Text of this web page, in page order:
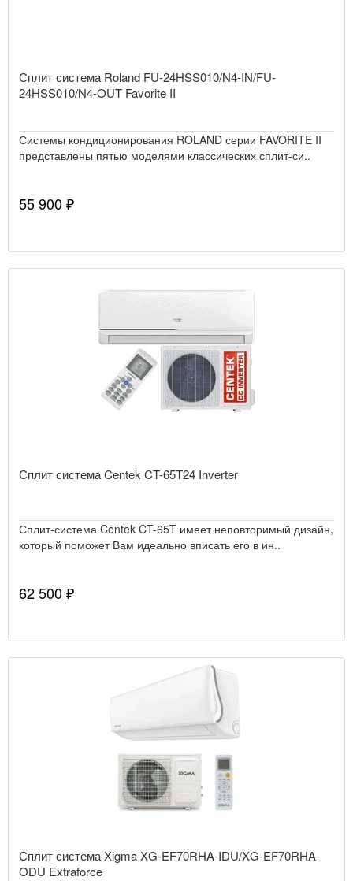
Сплит система Roland FU-24HSS010/N4-IN/FU-
24HSS010/N4-OUT Favorite II
Системы кондиционирования ROLAND серии FAVORITE II
представлены пятью моделями классических сплит-си..
55 900 ₽
Сплит система Centek CT-65T24 Inverter
Сплит-система Centek CT-65T имеет неповторимый дизайн,
который поможет Вам идеально вписать его в ин..
62 500 ₽
Сплит система Xigma XG-EF70RHA-IDU/XG-EF70RHA-
ODU Extraforce